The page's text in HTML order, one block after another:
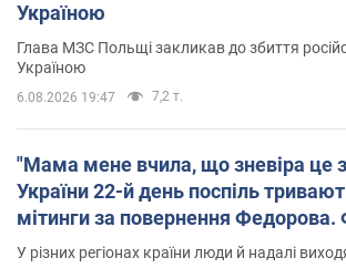
Україною
Глава МЗС Польщі закликав до збиття
Україною
6.08.2026 19:47 7,2 т.
"Мама мене вчила, що зневіра це
України 22-й день поспіль
мітинги за повернення Федорова.
У різних регіонах країни люди й надалі